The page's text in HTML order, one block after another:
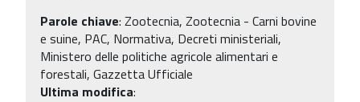
Parole chiave: Zootecnia, Zootecnia - Carni bovine
e suine, PAC, Normativa, Decreti ministeriali,
Ministero delle politiche agricole alimentari e
forestali, Gazzetta Ufficiale
Ultima modifica: